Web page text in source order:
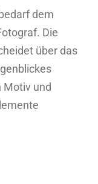
dem
Die
über das
Motiv und